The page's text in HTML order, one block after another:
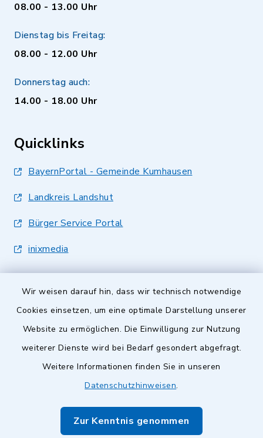
Wir weisen darauf hin, dass wir technisch notwendige
Cookies einsetzen, um eine optimale Darstellung unserer
Website zu ermöglichen. Die Einwilligung zur Nutzung
weiterer Dienste wird bei Bedarf gesondert abgefragt.
Weitere Informationen finden Sie in unseren
Datenschutzhinweisen.
Zur Kenntnis genommen
08.00 - 13.00 Uhr
Dienstag bis Freitag:
08.00 - 12.00 Uhr
Donnerstag auch:
14.00 - 18.00 Uhr
Quicklinks
BayernPortal - Gemeinde Kumhausen
Landkreis Landshut
Bürger Service Portal
inixmedia
Kontakt
Barrierefreiheit
Impressum